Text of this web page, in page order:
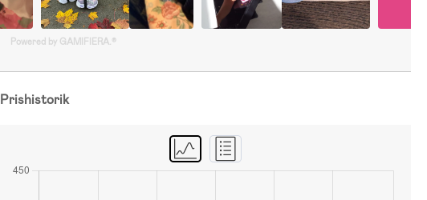
Powered by GAMIFIERA.®
Prishistorik